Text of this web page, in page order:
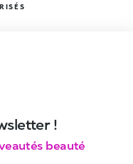
!
beauté